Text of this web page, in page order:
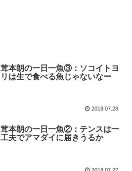
茸本朗の一日一魚③：ソコイトヨ
リは生で食べる魚じゃないなー
2018.07.28
茸本朗の一日一魚②：テンスは一
工夫でアマダイに届きうるか
2018.07.27